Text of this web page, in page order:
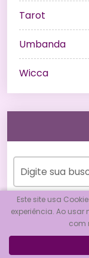
Tarot
Umbanda
Wicca
Este site usa
experiência. Ao
com